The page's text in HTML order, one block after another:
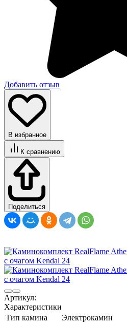
Добавить отзыв
В избранное
К сравнению
Поделиться
Артикул:
Характеристики
Тип камина
Электрокамин